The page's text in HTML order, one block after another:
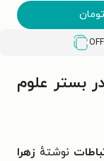
تومان
بستر علوم
نوشتهٔ زهرا